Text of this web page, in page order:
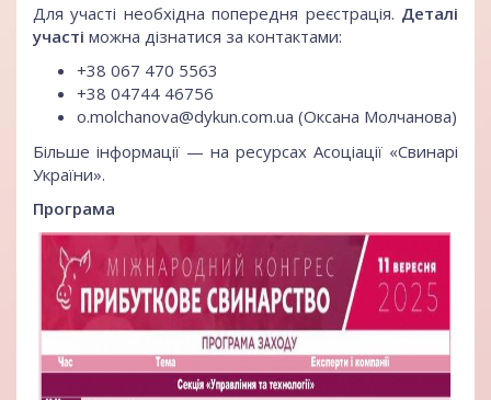
Для участі необхідна попередня реєстрація. Деталі
участі можна дізнатися за контактами:
+38 067 470 5563
+38 04744 46756
o.molchanova@dykun.com.ua (Оксана Молчанова)
Більше інформації — на ресурсах Асоціації «Свинарі
України».
Програма